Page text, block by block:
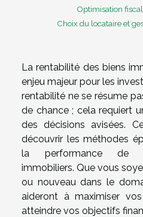
Optimisation
Choix du locataire et
La rentabilité des biens
enjeu majeur pour les
rentabilité ne se résume
de chance ; cela requiert
des décisions avisées.
découvrir les méthodes
la performance de
immobiliers. Que vous
ou nouveau dans le
aideront à maximiser
atteindre vos objectifs